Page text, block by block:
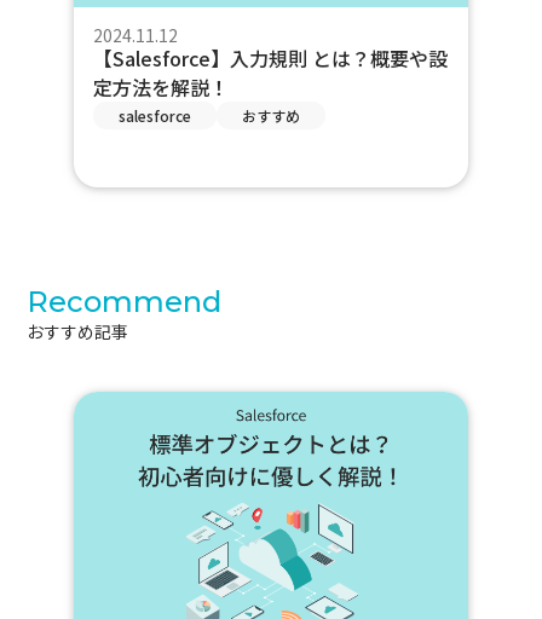
2024.11.12
【Salesforce】入力規則 とは？概要や設
定方法を解説！
salesforce おすすめ
Recommend
おすすめ記事